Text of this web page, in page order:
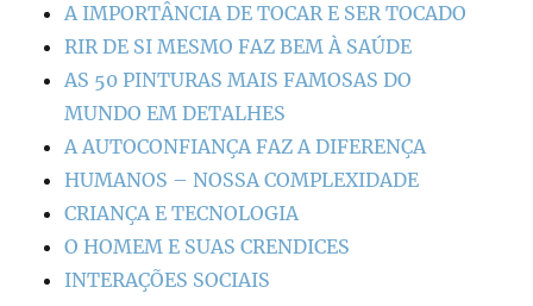
A IMPORTÂNCIA DE TOCAR E SER TOCADO
RIR DE SI MESMO FAZ BEM À SAÚDE
AS 50 PINTURAS MAIS FAMOSAS DO
MUNDO EM DETALHES
A AUTOCONFIANÇA FAZ A DIFERENÇA
HUMANOS – NOSSA COMPLEXIDADE
CRIANÇA E TECNOLOGIA
O HOMEM E SUAS CRENDICES
INTERAÇÕES SOCIAIS